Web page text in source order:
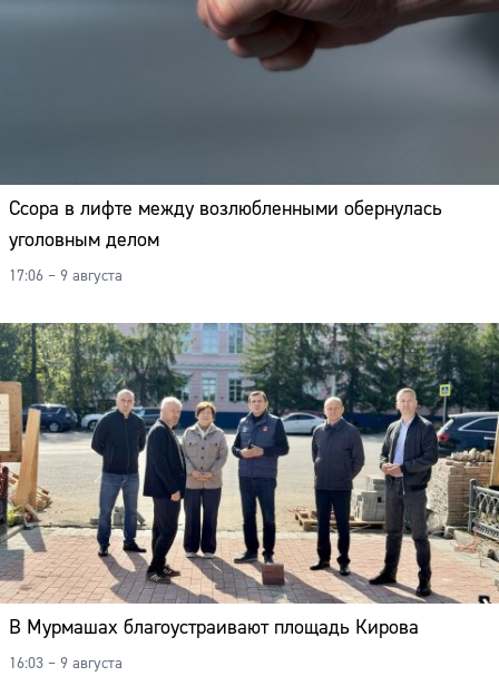
Ссора в лифте между возлюбленными обернулась
уголовным делом
17:06 – 9 августа
В Мурмашах благоустраивают площадь Кирова
16:03 – 9 августа